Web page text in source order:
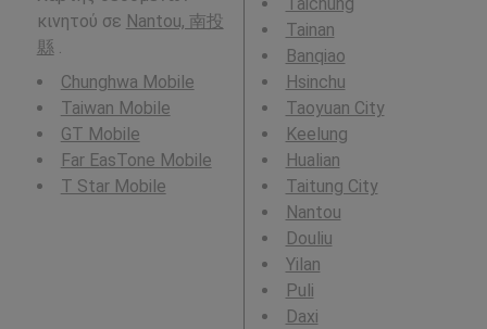
κινητού σε Nantou, 南投
縣.
Chunghwa Mobile
Taiwan Mobile
GT Mobile
Far EasTone Mobile
T Star Mobile
Tainan
Banqiao
Hsinchu
Taoyuan City
Keelung
Hualian
Taitung City
Nantou
Douliu
Yilan
Puli
Daxi